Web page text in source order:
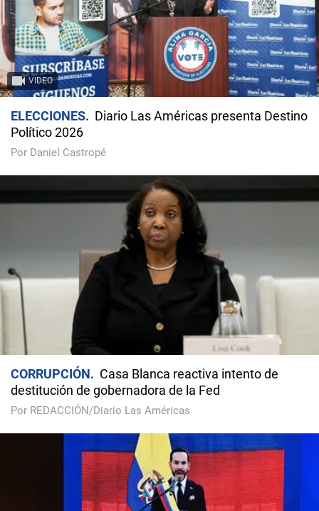
VIDEO
ELECCIONES
Diario Las Américas presenta Destino
Político 2026
Por Daniel Castropé
CORRUPCIÓN
Casa Blanca reactiva intento de
destitución de gobernadora de la Fed
Por REDACCIÓN/Diario Las Américas